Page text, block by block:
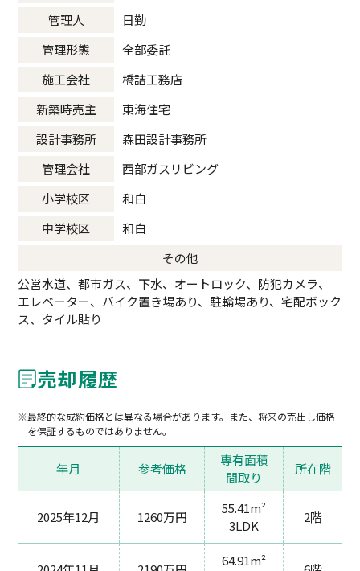
管理人
日勤
管理形態
全部委託
施工会社
橋詰工務店
新築時売主
東海住宅
設計事務所
森田設計事務所
管理会社
西部ガスリビング
小学校区
和白
中学校区
和白
その他
公営水道、都市ガス、下水、オートロック、防犯カメラ、
エレベーター、バイク置き場あり、駐輪場あり、宅配ボック
ス、タイル貼り
売却履歴
最終的な成約価格とは異なる場合があります。また、将来の売出し価格
を保証するものではありません。
年月 参考価格
専有面積
間取り
所在階
2025年12月 1260万円
55.41m²
3LDK
2階
64.91m²